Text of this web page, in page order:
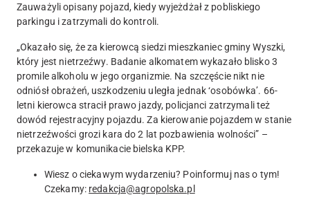
Zauważyli opisany pojazd, kiedy wyjeżdżał z pobliskiego
parkingu i zatrzymali do kontroli.
„Okazało się, że za kierowcą siedzi mieszkaniec gminy Wyszki,
który jest nietrzeźwy. Badanie alkomatem wykazało blisko 3
promile alkoholu w jego organizmie. Na szczęście nikt nie
odniósł obrażeń, uszkodzeniu uległa jednak ‘osobówka’. 66-
letni kierowca stracił prawo jazdy, policjanci zatrzymali też
dowód rejestracyjny pojazdu. Za kierowanie pojazdem w stanie
nietrzeźwości grozi kara do 2 lat pozbawienia wolności” –
przekazuje w komunikacie bielska KPP.
Wiesz o ciekawym wydarzeniu? Poinformuj nas o tym!
Czekamy: redakcja@agropolska.pl